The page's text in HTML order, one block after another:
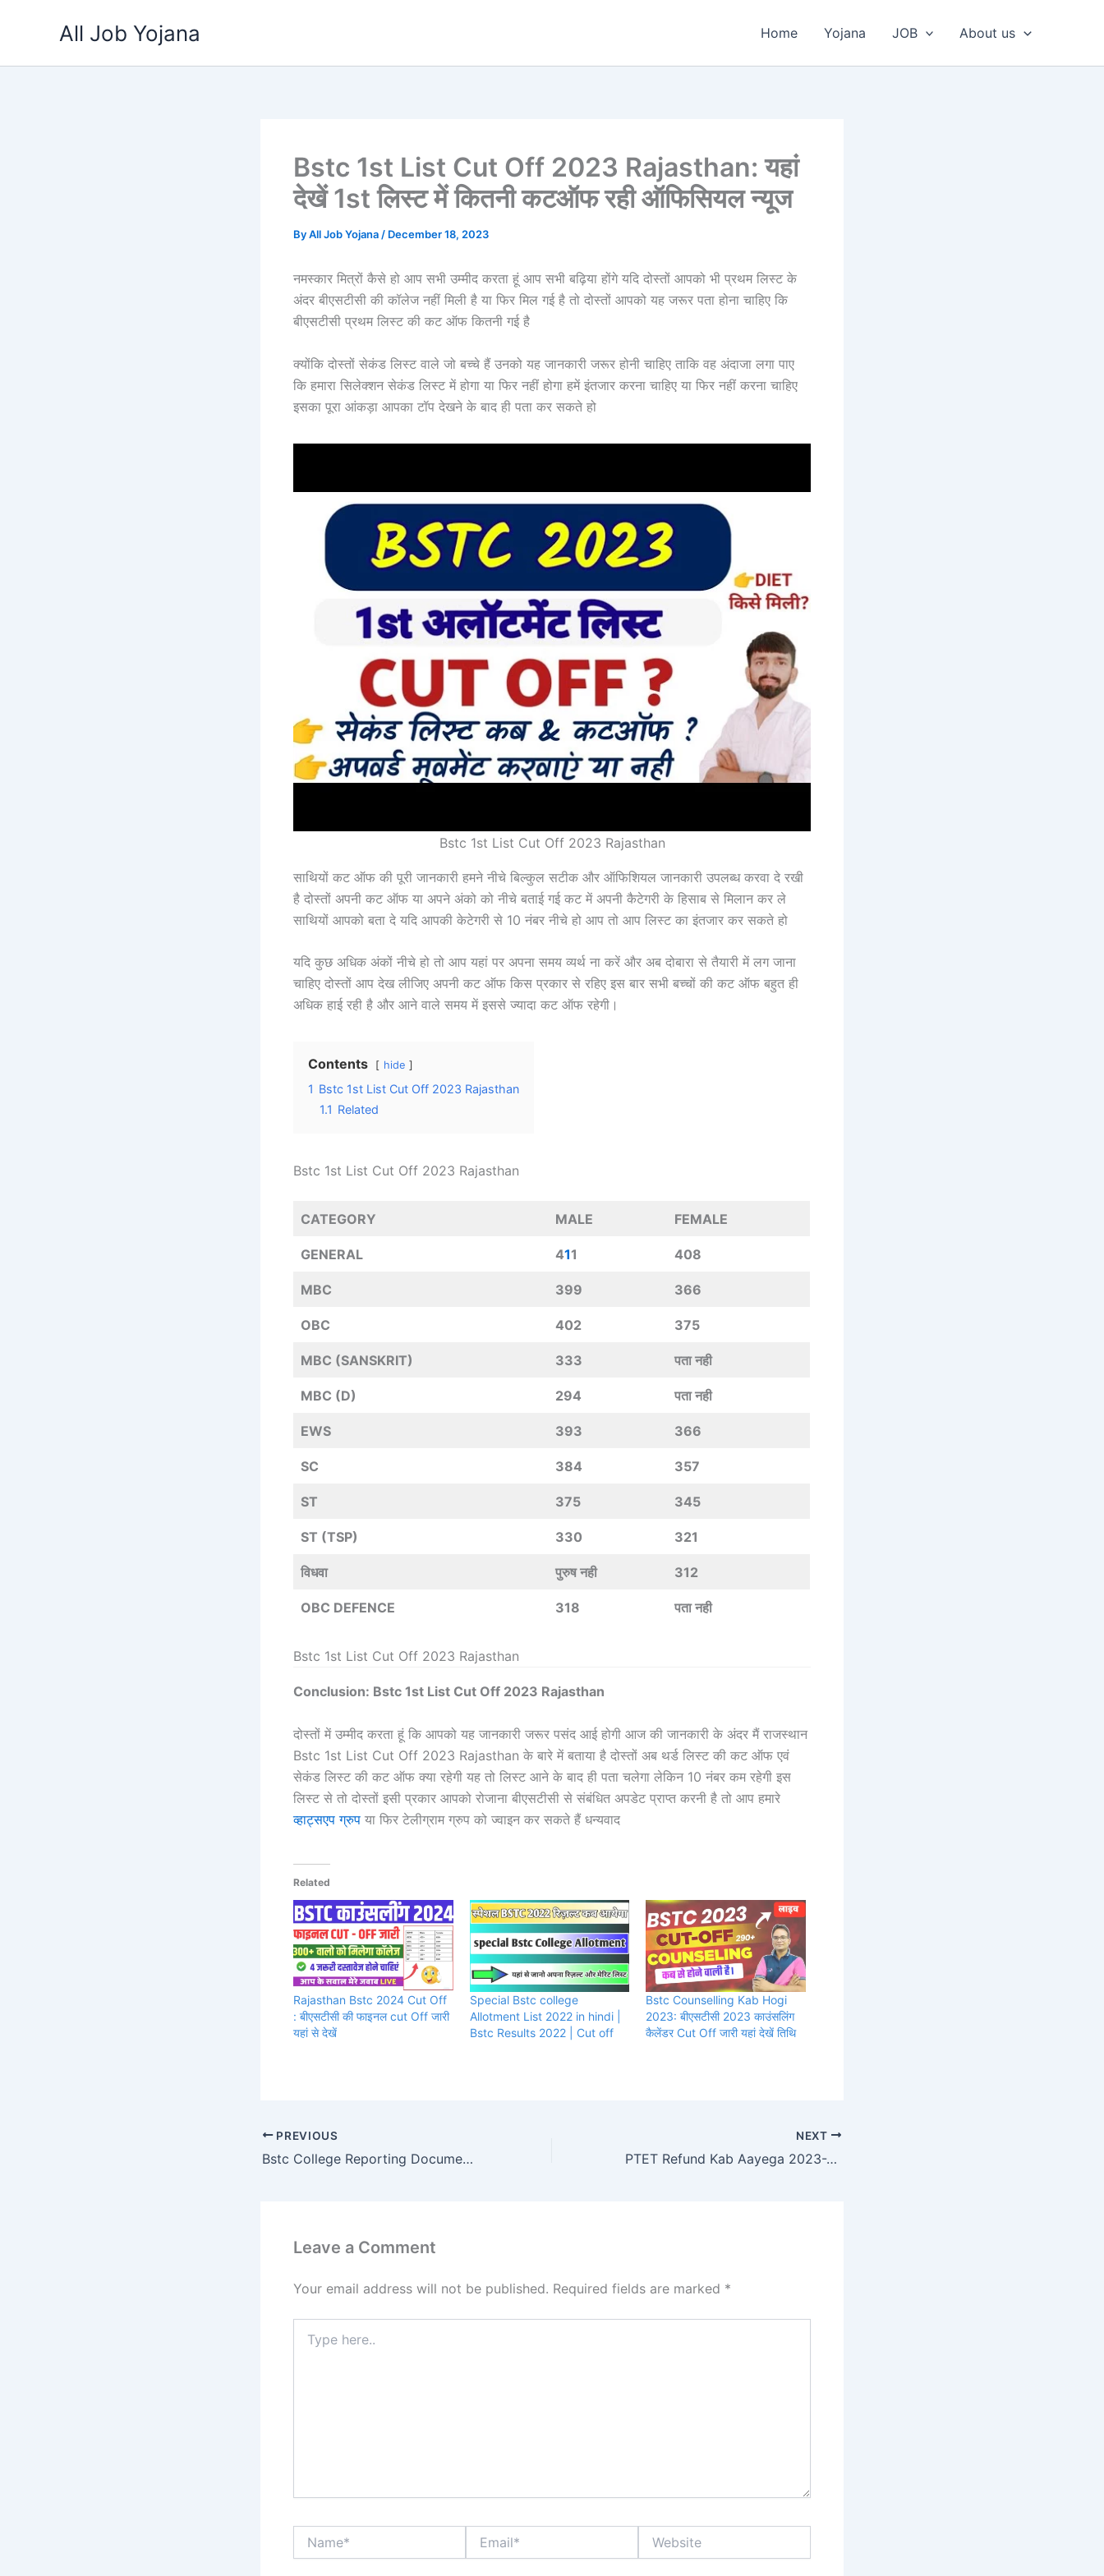
All Job Yojana Home Yojana JOB About us
Bstc 1st List Cut Off 2023 Rajasthan: यहां
देखें 1st लिस्ट में कितनी कटऑफ रही ऑफिसियल न्यूज
ByAll Job Yojana / December 18, 2023
नमस्कार मित्रों कैसे हो आप सभी उम्मीद करता हूं आप सभी बढ़िया होंगे यदि दोस्तों आपको भी प्रथम लिस्ट के
अंदर बीएसटीसी की कॉलेज नहीं मिली है या फिर मिल गई है तो दोस्तों आपको यह जरूर पता होना चाहिए कि
बीएसटीसी प्रथम लिस्ट की कट ऑफ कितनी गई है
क्योंकि दोस्तों सेकंड लिस्ट वाले जो बच्चे हैं उनको यह जानकारी जरूर होनी चाहिए ताकि वह अंदाजा लगा पाए
कि हमारा सिलेक्शन सेकंड लिस्ट में होगा या फिर नहीं होगा हमें इंतजार करना चाहिए या फिर नहीं करना चाहिए
इसका पूरा आंकड़ा आपका टॉप देखने के बाद ही पता कर सकते हो
Bstc 1st List Cut Off 2023 Rajasthan
साथियों कट ऑफ की पूरी जानकारी हमने नीचे बिल्कुल सटीक और ऑफिशियल जानकारी उपलब्ध करवा दे रखी
है दोस्तों अपनी कट ऑफ या अपने अंको को नीचे बताई गई कट में अपनी कैटेगरी के हिसाब से मिलान कर ले
साथियों आपको बता दे यदि आपकी केटेगरी से 10 नंबर नीचे हो आप तो आप लिस्ट का इंतजार कर सकते हो
यदि कुछ अधिक अंकों नीचे हो तो आप यहां पर अपना समय व्यर्थ ना करें और अब दोबारा से तैयारी में लग जाना
चाहिए दोस्तों आप देख लीजिए अपनी कट ऑफ किस प्रकार से रहिए इस बार सभी बच्चों की कट ऑफ बहुत ही
अधिक हाई रही है और आने वाले समय में इससे ज्यादा कट ऑफ रहेगी।
Contents hide
1 Bstc 1st List Cut Off 2023 Rajasthan
1.1 Related
Bstc 1st List Cut Off 2023 Rajasthan
CATEGORY MALE FEMALE
GENERAL 411 408
MBC 399 366
OBC 402 375
MBC (SANSKRIT) 333 पता नही
MBC (D) 294 पता नही
EWS 393 366
SC 384 357
ST 375 345
ST (TSP) 330 321
विधवा पुरुष नही 312
OBC DEFENCE 318 पता नही
Bstc 1st List Cut Off 2023 Rajasthan
Conclusion: Bstc 1st List Cut Off 2023 Rajasthan
दोस्तों में उम्मीद करता हूं कि आपको यह जानकारी जरूर पसंद आई होगी आज की जानकारी के अंदर मैं राजस्थान
Bstc 1st List Cut Off 2023 Rajasthan के बारे में बताया है दोस्तों अब थर्ड लिस्ट की कट ऑफ एवं
सेकंड लिस्ट की कट ऑफ क्या रहेगी यह तो लिस्ट आने के बाद ही पता चलेगा लेकिन 10 नंबर कम रहेगी इस
लिस्ट से तो दोस्तों इसी प्रकार आपको रोजाना बीएसटीसी से संबंधित अपडेट प्राप्त करनी है तो आप हमारे
व्हाट्सएप ग्रुप या फिर टेलीग्राम ग्रुप को ज्वाइन कर सकते हैं धन्यवाद
Related
Rajasthan Bstc 2024 Cut Off
: बीएसटीसी की फाइनल cut Off जारी
यहां से देखें
Special Bstc college
Allotment List 2022 in hindi |
Bstc Results 2022 | Cut off
Bstc Counselling Kab Hogi
2023: बीएसटीसी 2023 काउंसलिंग
कैलेंडर Cut Off जारी यहां देखें तिथि
PREVIOUS
Bstc College Reporting Document Uploaded 2023: जानिए कोन कोन से दस्तावेज़ अपलोड होंगे
NEXT
PTET Refund Kab Aayega 2023-24: Refund फॉर्म चालू देखें अंतिम डेट, पुरा पैसा खाते में
Leave a Comment
Your email address will not be published. Required fields are marked *
here..